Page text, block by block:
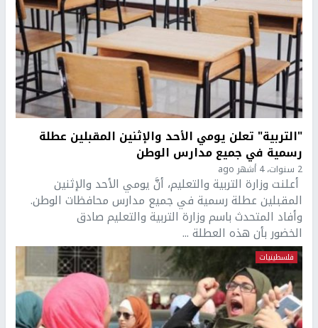
"التربية" تعلن يومي الأحد والإثنين المقبلين عطلة
رسمية في جميع مدارس الوطن
2 سنوات، 4 أشهر ago
أعلنت وزارة التربية والتعليم، أنَّ يومي الأحد والإثنين
المقبلين عطلة رسمية في جميع مدارس محافظات الوطن.
وأفاد المتحدث باسم وزارة التربية والتعليم صادق
الخضور بأن هذه العطلة ...
فلسطينيات